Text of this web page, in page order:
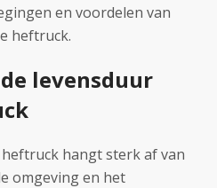
en voordelen van
heftruck.
levensduur
hangt sterk af van
omgeving en het